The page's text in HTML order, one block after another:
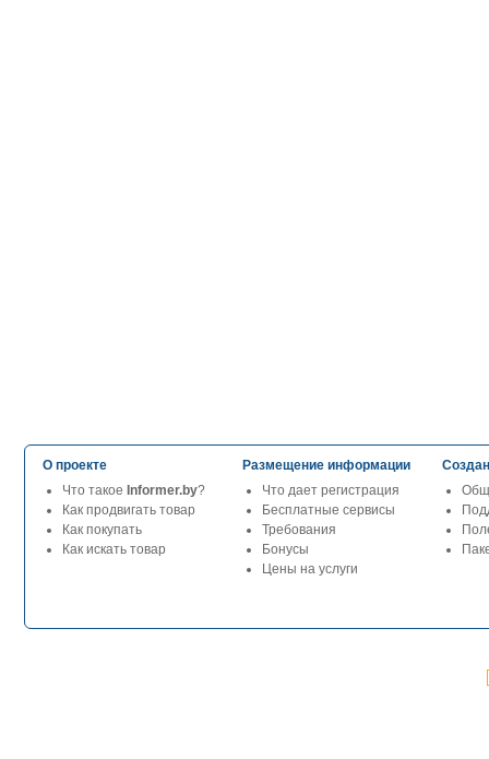
О проекте
Что такое Informer.by?
Как продвигать товар
Как покупать
Как искать товар
Размещение информации
Что дает регистрация
Бесплатные сервисы
Требования
Бонусы
Цены на услуги